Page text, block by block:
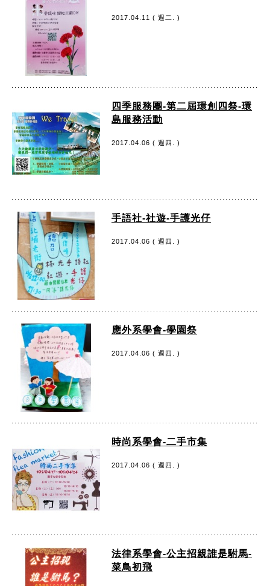
2017.04.11 ( 週二. )
四季服務團-第二屆環創四祭-環
島服務活動
2017.04.06 ( 週四. )
手語社-社遊-手護光仔
2017.04.06 ( 週四. )
應外系學會-學園祭
2017.04.06 ( 週四. )
時尚系學會-二手市集
2017.04.06 ( 週四. )
法律系學會-公主招親誰是駙馬-
菜鳥初飛